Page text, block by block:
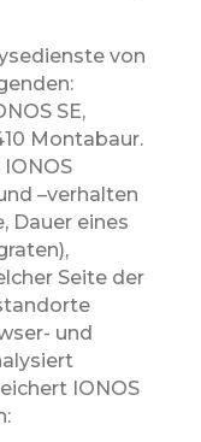
von
SE,
Montabaur.
–verhalten
Dauer eines
Seite der
und
IONOS